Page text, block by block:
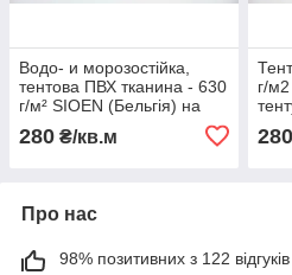
Водо- и морозостійка,
тентова ПВХ тканина - 630
г/м² SIOEN (Бельгія) на
280 ₴/кв.м
г/
280
Про нас
98% позитивних з 122 відгуків